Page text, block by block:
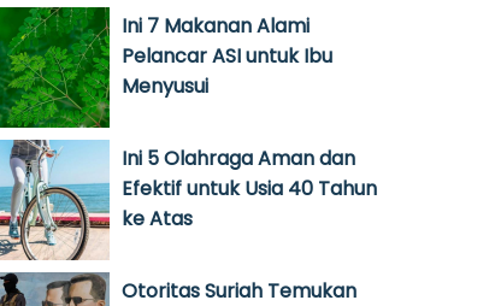
Ini 7 Makanan Alami
Pelancar ASI untuk Ibu
Menyusui
Ini 5 Olahraga Aman dan
Efektif untuk Usia 40 Tahun
ke Atas
Otoritas Suriah Temukan